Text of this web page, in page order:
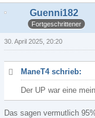
Guenni182
Fortgeschrittener
30. April 2025, 20:20
ManeT4 schrieb:
Der UP war eine
Das sagen vermutlich